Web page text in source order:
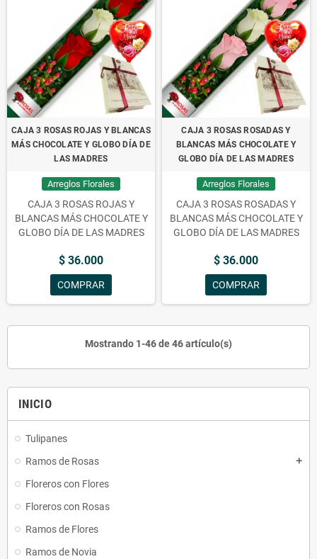
INICIO
Tulipanes
Ramos de Rosas
add
Floreros con Flores
Floreros con Rosas
Ramos de Flores
Ramos de Novia
CAJA 3 ROSAS ROJAS Y BLANCAS
MÁS CHOCOLATE Y GLOBO DÍA DE
LAS MADRES
Arreglos Florales
CAJA 3 ROSAS ROJAS Y
BLANCAS MÁS CHOCOLATE Y
GLOBO DÍA DE LAS MADRES
$ 36.000
COMPRAR
CAJA 3 ROSAS ROSADAS Y
BLANCAS MÁS CHOCOLATE Y
GLOBO DÍA DE LAS MADRES
Arreglos Florales
CAJA 3 ROSAS ROSADAS Y
BLANCAS MÁS CHOCOLATE Y
GLOBO DÍA DE LAS MADRES
$ 36.000
COMPRAR
Mostrando 1-46 de 46 artículo(s)